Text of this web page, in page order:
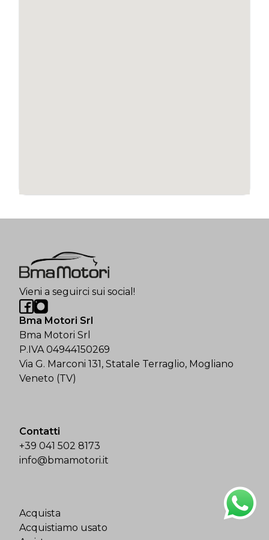
Vieni a seguirci sui social!
Bma Motori Srl
Bma Motori Srl
P.IVA 04944150269
Via G. Marconi 131, Statale Terraglio, Mogliano
Veneto (TV)
Contatti
+39 041 502 8173
info@bmamotori.it
Acquista
Acquistiamo usato